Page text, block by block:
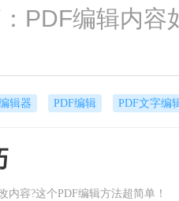
PDF编辑内容
辑器 PDF编辑 PDF文字编
内容?这个PDF编辑方法超简单！